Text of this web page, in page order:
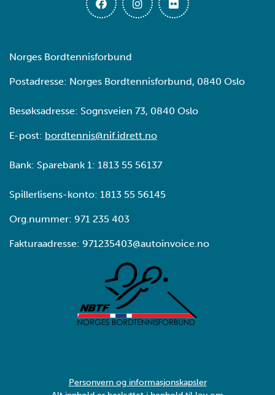
Norges Bordtennisforbund
Postadresse: Norges Bordtennisforbund, 0840 Oslo
Besøksadresse: Sognsveien 73, 0840 Oslo
E-post: bordtennis@nif.idrett.no
Bank: Sparebank 1: 1813 55 56137
Spillerlisens-konto: 1813 55 56145
Org.nummer: 971 235 403
Fakturaadresse: 971235403@autoinvoice.no
Personvern og informasjonskapsler